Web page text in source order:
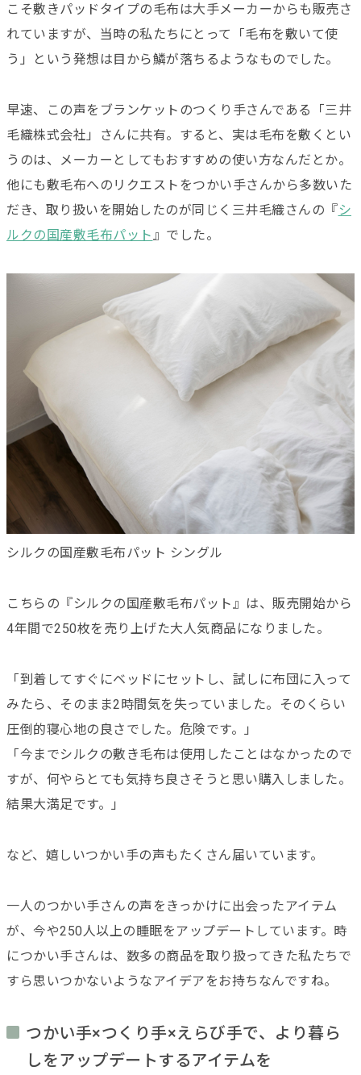
こそ敷きパッドタイプの毛布は大手メーカーからも販売さ
れていますが、当時の私たちにとって「毛布を敷いて使
う」という発想は目から鱗が落ちるようなものでした。
早速、この声をブランケットのつくり手さんである「三井
毛織株式会社」さんに共有。すると、実は毛布を敷くとい
うのは、メーカーとしてもおすすめの使い方なんだとか。
他にも敷毛布へのリクエストをつかい手さんから多数いた
だき、取り扱いを開始したのが同じく三井毛織さんの『シ
ルクの国産敷毛布パット 』でした。
シルクの国産敷毛布パット シングル
こちらの『シルクの国産敷毛布パット』は、販売開始から
4年間で250枚を売り上げた大人気商品になりました。
「到着してすぐにベッドにセットし、試しに布団に入って
みたら、そのまま2時間気を失っていました。そのくらい
圧倒的寝心地の良さでした。危険です。」
「今までシルクの敷き毛布は使用したことはなかったので
すが、何やらとても気持ち良さそうと思い購入しました。
結果大満足です。」
など、嬉しいつかい手の声もたくさん届いています。
一人のつかい手さんの声をきっかけに出会ったアイテム
が、今や250人以上の睡眠をアップデートしています。時
につかい手さんは、数多の商品を取り扱ってきた私たちで
すら思いつかないようなアイデアをお持ちなんですね。
つかい手×つくり手×えらび手で、より暮ら
しをアップデートするアイテムを